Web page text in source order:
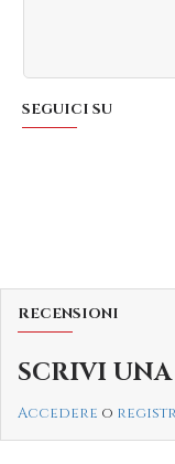
SEGUICI SU
RECENSIONI
SCRIVI
Accedere o